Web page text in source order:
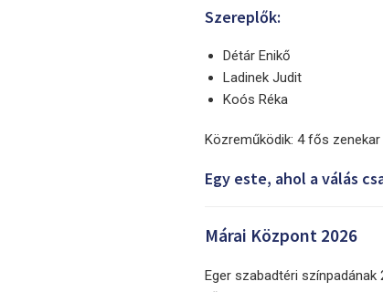
Szereplők:
Détár Enikő
Ladinek Judit
Koós Réka
Közreműködik: 4 fős zenekar
Egy este, ahol a válás
Márai Központ 2026
Eger szabadtéri